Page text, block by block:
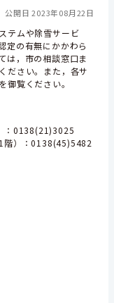
公開日 2023年08月22日
テムや除雪サービ
定の有無にかかわら
は，市の相談窓口ま
ださい。また，各サ
御覧ください。
：0138(21)3025
階）：0138(45)5482